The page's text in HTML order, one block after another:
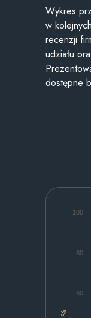
Wykres
w
recenzji
udziału
dostępne
%
60
80
100